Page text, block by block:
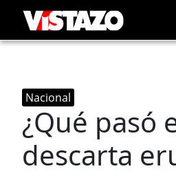
Nacional
¿Qué pasó
descarta